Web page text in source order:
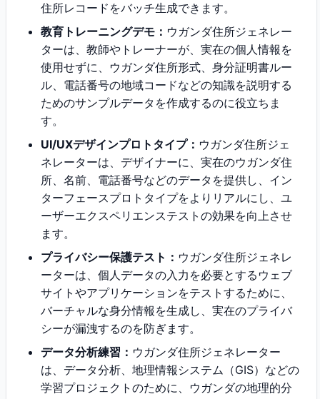
住所レコードをバッチ生成できます。
教育トレーニングデモ： ウガンダ住所ジェネレー
ターは、教師やトレーナーが、実在の個人情報を
使用せずに、ウガンダ住所形式、身分証明書ルー
ル、電話番号の地域コードなどの知識を説明する
ためのサンプルデータを作成するのに役立ちま
す。
UI/UXデザインプロトタイプ： ウガンダ住所ジェ
ネレーターは、デザイナーに、実在のウガンダ住
所、名前、電話番号などのデータを提供し、イン
ターフェースプロトタイプをよりリアルにし、ユ
ーザーエクスペリエンステストの効果を向上させ
ます。
プライバシー保護テスト： ウガンダ住所ジェネレ
ーターは、個人データの入力を必要とするウェブ
サイトやアプリケーションをテストするために、
バーチャルな身分情報を生成し、実在のプライバ
シーが漏洩するのを防ぎます。
データ分析練習： ウガンダ住所ジェネレーター
は、データ分析、地理情報システム（GIS）などの
学習プロジェクトのために、ウガンダの地理的分